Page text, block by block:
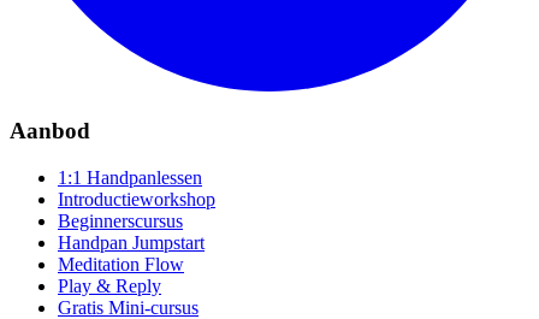
Aanbod
1:1 Handpanlessen
Introductieworkshop
Beginnerscursus
Handpan Jumpstart
Meditation Flow
Play & Reply
Gratis Mini-cursus